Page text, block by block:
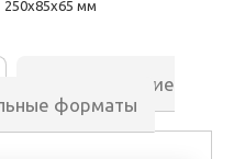
250х85х65 мм
Сопутствующие
форматы